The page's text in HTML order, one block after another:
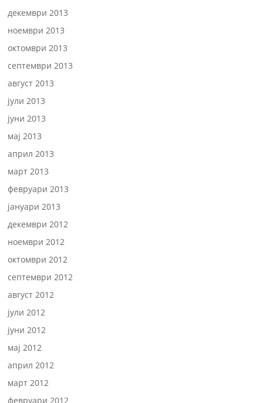
декември 2013
ноември 2013
октомври 2013
септември 2013
август 2013
јули 2013
јуни 2013
мај 2013
април 2013
март 2013
февруари 2013
јануари 2013
декември 2012
ноември 2012
октомври 2012
септември 2012
август 2012
јули 2012
јуни 2012
мај 2012
април 2012
март 2012
февруари 2012